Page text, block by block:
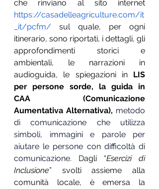
https://casadelleagriculture.com/it
_it/pcfm/ sul quale, per ogni
itinerario, sono riportati, i dettagli, gli
approfondimenti storici e
ambientali, le narrazioni in
audioguida, le spiegazioni in LIS
per persone sorde, la guida in
CAA (Comunicazione
Aumentativa Alternativa), metodo
di comunicazione che utilizza
simboli, immagini e parole per
aiutare le persone con difficoltà di
comunicazione. Dagli “Esercizi di
Inclusione” svolti assieme alla
comunità locale, è emersa la